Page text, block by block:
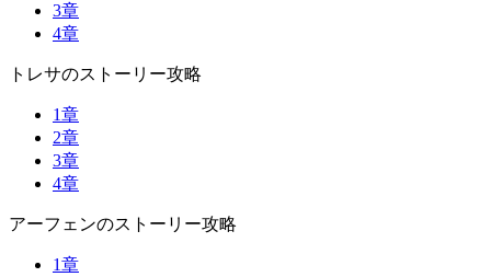
3章
4章
トレサのストーリー攻略
1章
2章
3章
4章
アーフェンのストーリー攻略
1章